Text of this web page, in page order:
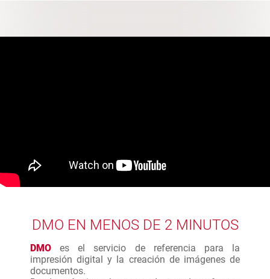
DMO EN MENOS DE 2 MINUTOS
DMO es el servicio de referencia para la
impresión digital y la creación de imágenes de
documentos.